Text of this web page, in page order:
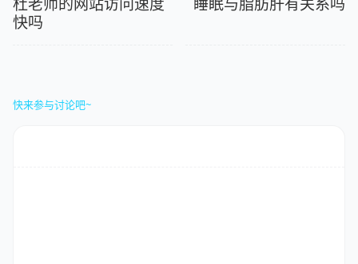
杜老师的网站访问速度
快吗
睡眠与脂肪肝有关系吗
快来参与讨论吧~